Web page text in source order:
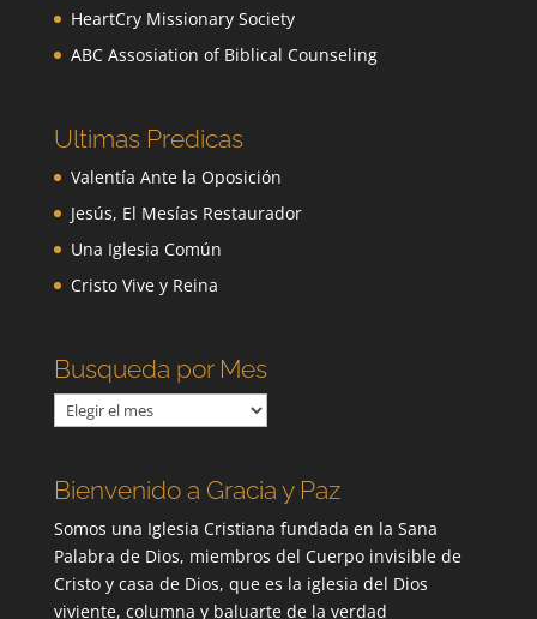
HeartCry Missionary Society
ABC Assosiation of Biblical Counseling
Ultimas Predicas
Valentía Ante la Oposición
Jesús, El Mesías Restaurador
Una Iglesia Común
Cristo Vive y Reina
Busqueda por Mes
Busqueda
por
Bienvenido a Gracia y Paz
Somos una Iglesia Cristiana fundada en la Sana
Palabra de Dios, miembros del Cuerpo invisible de
Cristo y casa de Dios, que es la iglesia del Dios
viviente, columna y baluarte de la verdad